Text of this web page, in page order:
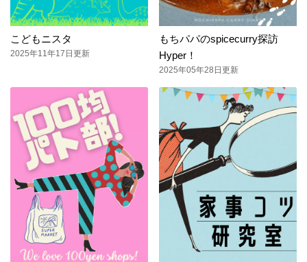
こどもニスタ
2025年11年17日更新
もちパパのspicecurry探訪
Hyper！
2025年05年28日更新